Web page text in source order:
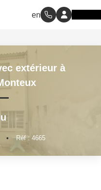
extérieur à
• Réf : 4665